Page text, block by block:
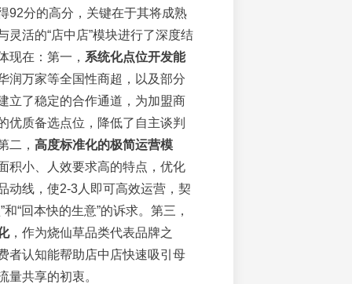
92分的高分，关键在于其将成熟
灵活的“店中店”模块进行了深度结
现在：第一， 系统化点位开发能
润万家等全国性商超，以及部分
立了稳定的合作通道，为加盟商
优质备选点位，降低了自主谈判
二， 高度标准化的极简运营模
积小、人效要求高的特点，优化
动线，使2-3人即可高效运营，契
和“回本快的生意”的诉求。第三，
，作为烧仙草品类代表品牌之
者认知能帮助店中店快速吸引母
量共享的初衷。